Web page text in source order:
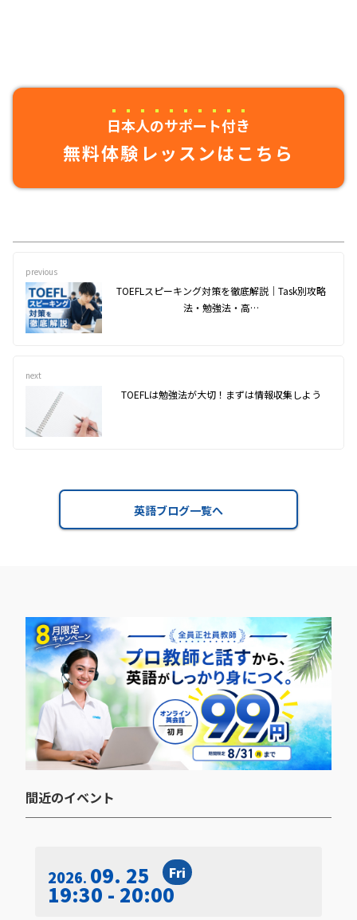
日本人のサポート付き
無料体験レッスンはこちら
previous
TOEFLスピーキング対策を徹底解説｜Task別攻略
法・勉強法・高…
next
TOEFLは勉強法が大切！まずは情報収集しよう
英語ブログ一覧へ
間近のイベント​
2026 09. 25 Fri
19:30 - 20:00